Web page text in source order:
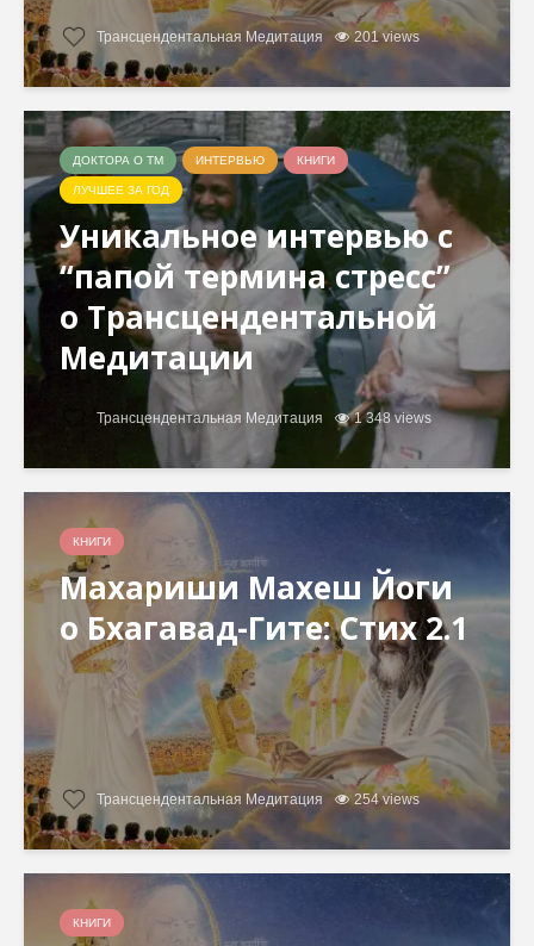
Трансцендентальная Медитация 201 views
ДОКТОРА О ТМ ИНТЕРВЬЮ КНИГИ
ЛУЧШЕЕ ЗА ГОД
Уникальное интервью с
“папой термина стресс”
о Трансцендентальной
Медитации
Трансцендентальная Медитация 1 348 views
КНИГИ
Махариши Махеш Йоги
о Бхагавад-Гите: Стих 2.1
Трансцендентальная Медитация 254 views
КНИГИ